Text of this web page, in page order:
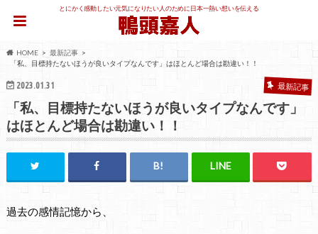
とにかく感動したい元気になりたい人のために日本一熱い想いを伝える
HOME
最新記事
「私、目標持たないほうが良いタイプなんです」はほとんど場合は勘違い！！
2023.01.31 最新記事
「私、目標持たないほうが良いタイプなんです」
はほとんど場合は勘違い！！
過去の感情記憶から、